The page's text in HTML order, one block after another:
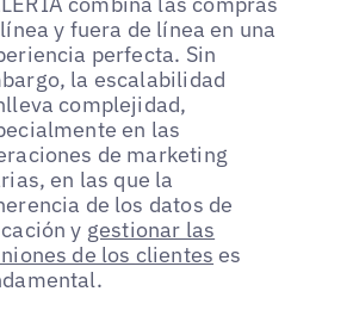
y fuera de línea en una
perfecta. Sin
la escalabilidad
complejidad,
en las
de marketing
en las que la
de los datos de
y gestionar las
de los clientes es